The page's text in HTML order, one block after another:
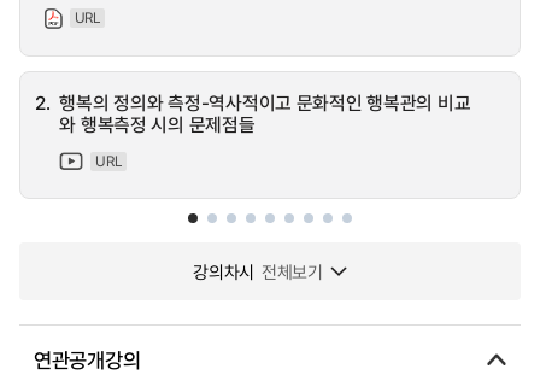
URL
2. 행복의 정의와 측정-역사적이고 문화적인 행복관의 비교
와 행복측정 시의 문제점들
URL
강의차시 전체보기
연관공개강의